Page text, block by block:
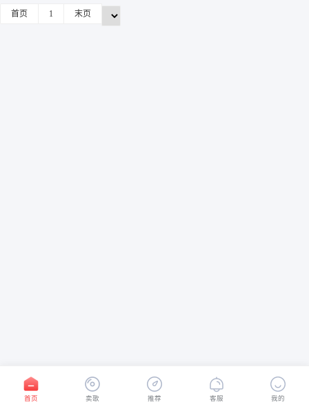
首页 1 末页
首页 卖歌 推荐 客服 我的